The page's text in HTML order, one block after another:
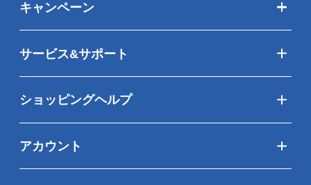
キャンペーン
サービス&サポート
ショッピングヘルプ
アカウント